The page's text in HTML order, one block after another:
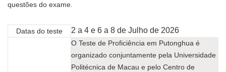
questões do exame.
Datas do teste 2 a 4 e 6 a 8 de Julho de 2026
O Teste de Proficiência em Putonghua é
organizado conjuntamente pela Universidade
Politécnica de Macau e pelo Centro de